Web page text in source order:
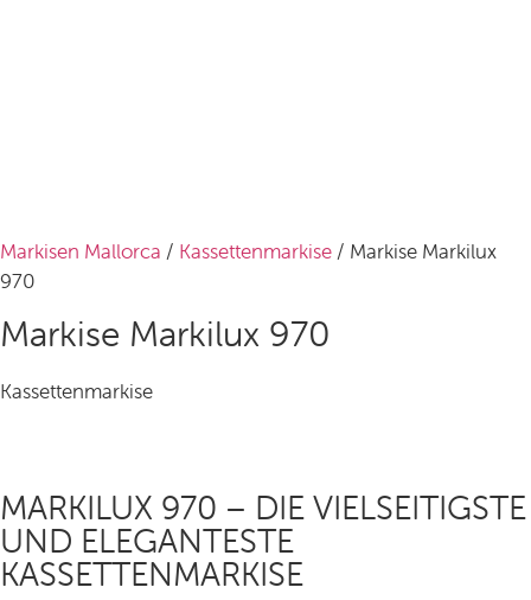
Markisen Mallorca / Kassettenmarkise / Markise Markilux
970
Markise Markilux 970
Kassettenmarkise
MARKILUX 970 – DIE VIELSEITIGSTE
UND ELEGANTESTE
KASSETTENMARKISE